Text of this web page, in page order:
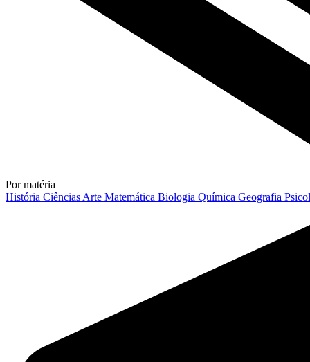
Por matéria
História Ciências Arte Matemática Biologia Química Geografia